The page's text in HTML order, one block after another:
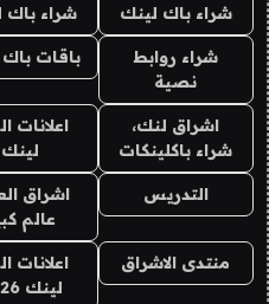
شراء باك لينك شراء باك
شراء روابط
نصية
باقات
اشراق لنك،
شراء باكلينكات
اعلانات
لينك
التدريس
اشراق
عالم
منتدى الاشراق
اعلانات
لينك 2026